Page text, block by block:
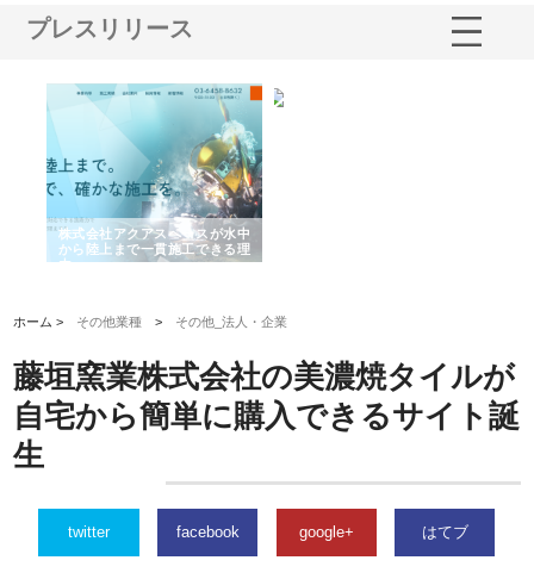
プレスリリース
株式会社アクアスペースが水中
から陸上まで一貫施工できる理
由
ホーム > その他業種 > その他_法人・企業
藤垣窯業株式会社の美濃焼タイルが
自宅から簡単に購入できるサイト誕
生
twitter facebook google+ はてブ